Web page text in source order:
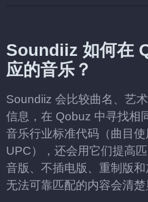
Soundiiz 如何在
应的音乐？
Soundiiz 会比较曲名、艺
信息，在 Qobuz 中寻找相
音乐行业标准代码（曲目
UPC），还会用它们提高
音版、不插电版、重制版和
无法可靠匹配的内容会清楚